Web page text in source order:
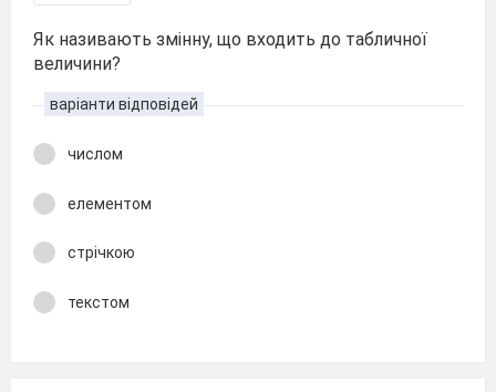
Як називають змінну, що входить до табличної
величини?
варіанти відповідей
числом
елементом
стрічкою
текстом